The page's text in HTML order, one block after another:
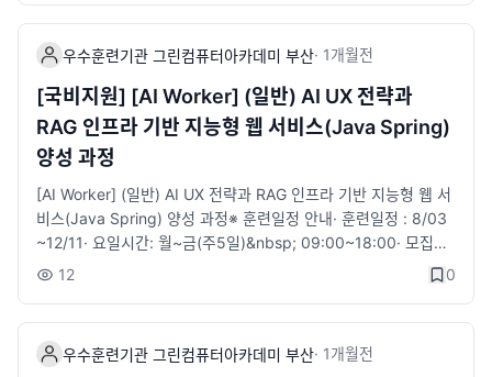
리케이션의 기능에 적합한 데이터를 정의하고, 조작하며, 제어하
는 능력을 함양할 수 있다.- ChatGPT와 Figma AI를 활용하여 사
용자 요구를 분석 및 아이디어를 시각화하고, UI/UX 기획 및 설계
를 수행하는 능력을 함양할 수 있다.- 현대적 웹 애플리케이션을
개발하기 위한 표준 자바스크립트(ECMAScript), 리엑트(React)
를 활용하여 모던 웹 개발 능력을 함양할 수 있다.자바(&nbsp;프
로그래밍언어)&nbsp;&lt;상담안내 링크&gt;https://litt.ly/bsgre
en지점위치, 전화, 카카오 간편 상담 등위 링크 활용해주시길 바랍
니다.■ 접수 : 바로가기​
1유형, 2유형(특정계층) 훈련비 전액 지원· ​훈련장려금 지급 : 월
최대 40만원 지급· ​구직촉진수당 : 국취1유형-월 최대 60만원 (가
족수당 최대 40만원)· ​1:1 취업지원 서비스 제공 (진로상담·자소
서/이력서 첨삭·취업세미나·참여 기업 취업 연계 등)· 훈련생 무료
보험가입(재해보험)&nbsp;&nbsp;※​​ 과정안내· ​ 금융서비스를 이
해하고 생성형 AI를 활용하여 금융상품 판매사이트 개발을 할 수
있는 풀스텍 개발 인재 양성​· ​ 선도기업 수요 및 직무분석에 기반한
실무형 커리큘럼· ​ 선도기업 실제 문제해결형 프로젝트 진행· ​ 금융
기관에 특화된 금융지식 &nbsp;교육 및 현직 실무자로 강사진 구
성· ​ 선도기업의 자원을 활용한 프로젝트 중심 실무교육 및 현직 개
발자 멘토 참여· ​ 생성형 AI활용으로 고급기능 구현· ​ 프로젝트 경
진대회 실시&nbsp;&nbsp;&nbsp;&lt;상담안내 링크&gt;http
용해주시길 바랍니다.■ 접수 : 바로가기​
우수훈련기관 그린컴퓨터아카데미 부산· 1개월전
[국비지원] [AI Worker] (일반) AI UX 전략과
RAG 인프라 기반 지능형 웹 서비스(Java Spring)
양성 과정
[AI Worker] (일반) AI UX 전략과 RAG 인프라 기반 지능형 웹 서
비스(Java Spring) 양성 과정​※ 훈련일정 안내​· ​훈련일정 : 8/03
~12/11· 요일시간: 월~금(주5일)&nbsp; 09:00~18:00​· 모집정
원: 30명&nbsp;※ 지원자격· 국민내일배움 카드 발급 대상자· 전
원&nbsp;&nbsp; &nbsp; &nbsp; &nbsp; &nbsp; &nbsp;· ​훈
련장려금 지급 : 국가기간전략산업직종 훈련 월 최대 20만원. 산대
12 0
우수훈련기관 그린컴퓨터아카데미 부산· 1개월전